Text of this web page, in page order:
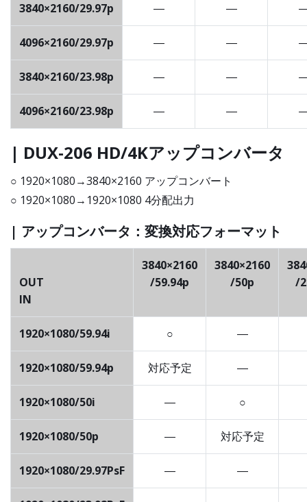
3840×2160/29.97p ― ―
4096×2160/29.97p ― ―
3840×2160/23.98p ― ―
4096×2160/23.98p ― ―
| DUX-206 HD/4Kアップコンバータ
○ 1920×1080→3840×2160 アップコンバート
○ 1920×1080→1920×1080 4分配出力
| アップコンバータ：変換対応フォーマット
OUT
IN
3840×2160
/59.94p
3840×2160
/50p
/
1920×1080/59.94i ○ ―
1920×1080/59.94p 対応予定 ―
1920×1080/50i ― ○
1920×1080/50p ― 対応予定
1920×1080/29.97PsF ― ―